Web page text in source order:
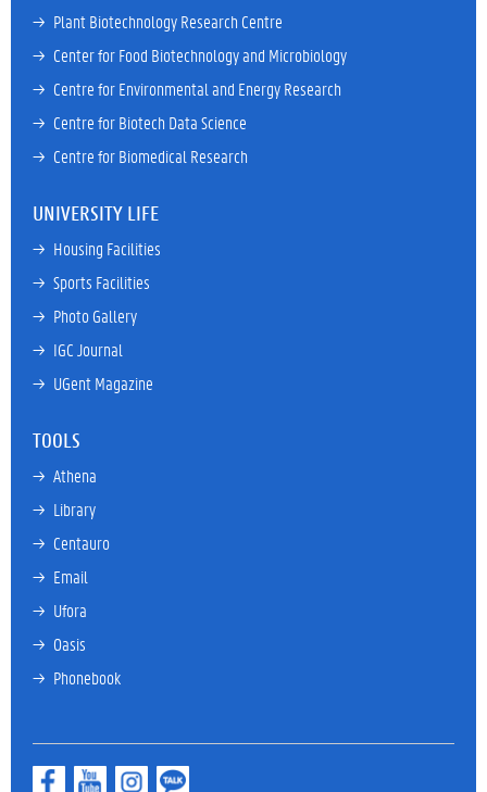
→ Plant Biotechnology Research Centre
→ Center for Food Biotechnology and Microbiology
→ Centre for Environmental and Energy Research
→ Centre for Biotech Data Science
→ Centre for Biomedical Research
UNIVERSITY LIFE
→ Housing Facilities
→ Sports Facilities
→ Photo Gallery
→ IGC Journal
→ UGent Magazine
TOOLS
→ Athena
→ Library
→ Centauro
→ Email
→ Ufora
→ Oasis
→ Phonebook